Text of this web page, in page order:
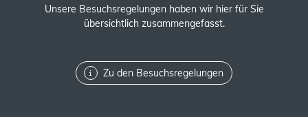
Unsere Besuchsregelungen haben wir hier für Sie
übersichtlich zusammengefasst.
Zu den Besuchsregelungen